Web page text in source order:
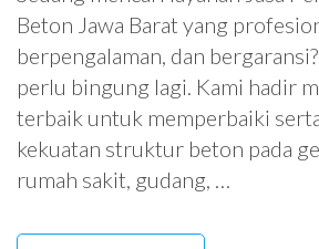
Beton Jawa Barat yang
berpengalaman, dan
perlu bingung lagi. Kami hadir
terbaik untuk memperbaiki
kekuatan struktur beton pada
rumah sakit, gudang, …